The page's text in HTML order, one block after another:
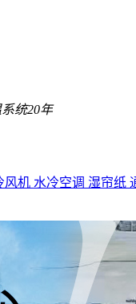
统20年
风机 水冷空调 湿帘纸